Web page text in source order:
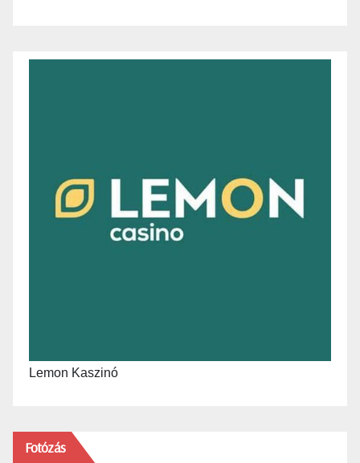
Lemon Kaszinó
Fotózás